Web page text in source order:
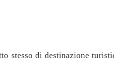
stesso di destinazione